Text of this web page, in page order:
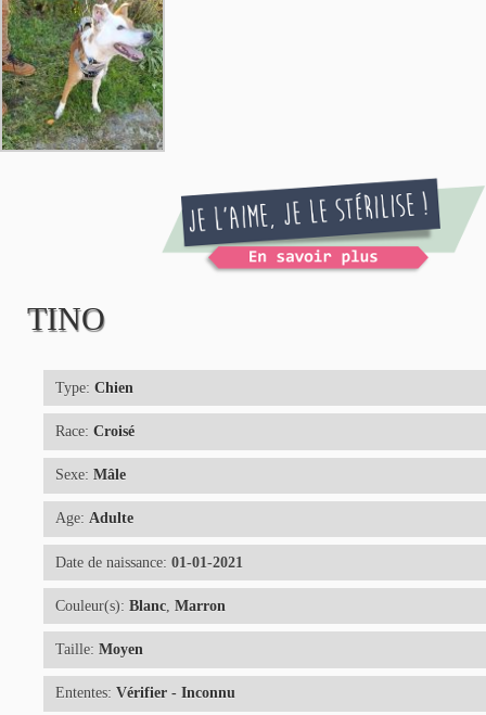
TINO
Type:Chien
Race:Croisé
Sexe:Mâle
Age:Adulte
Date de naissance: 01-01-2021
Couleur(s):Blanc ,Marron
Taille:Moyen
Ententes:Vérifier - Inconnu